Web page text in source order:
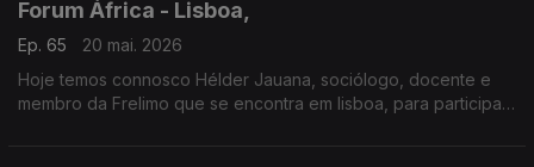
Forum África - Lisboa,
Ep. 65
20 mai. 2026
Hoje temos connosco Hélder Jauana, sociólogo, docente e
membro da Frelimo que se encontra em lisboa, para participar